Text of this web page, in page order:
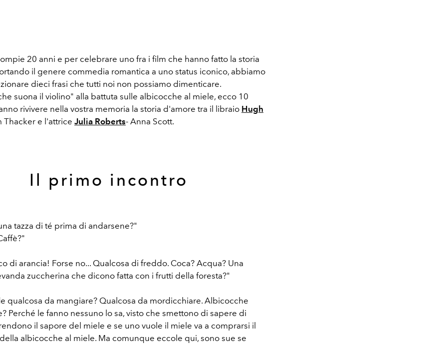
20 anni e per celebrare uno fra i film che hanno fatto la storia
il genere commedia romantica a uno status iconico, abbiamo
dieci frasi che tutti noi non possiamo dimenticare.
suona il violino" alla battuta sulle albicocche al miele, ecco 10
rivivere nella vostra memoria la storia d'amore tra il libraio Hugh
Thacker e l'attrice Julia Roberts- Anna Scott.
Il primo incontro
tazza di té prima di andarsene?"
di arancia! Forse no... Qualcosa di freddo. Coca? Acqua? Una
zuccherina che dicono fatta con i frutti della foresta?"
qualcosa da mangiare? Qualcosa da mordicchiare. Albicocche
Perché le fanno nessuno lo sa, visto che smettono di sapere di
il sapore del miele e se uno vuole il miele va a comprarsi il
albicocche al miele. Ma comunque eccole qui, sono sue se